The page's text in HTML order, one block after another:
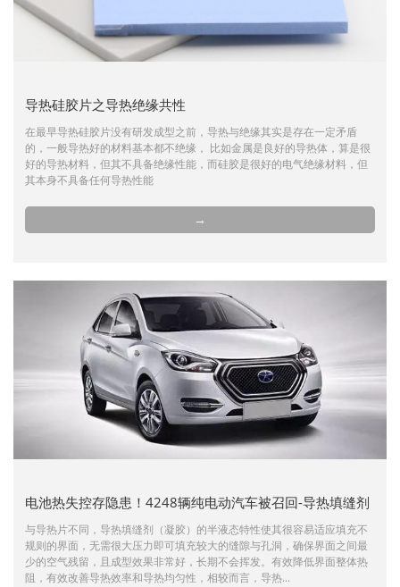
导热硅胶片之导热绝缘共性
在最早导热硅胶片没有研发成型之前，导热与绝缘其实是存在一定矛盾
的，一般导热好的材料基本都不绝缘， 比如金属是良好的导热体，算是很
好的导热材料，但其不具备绝缘性能，而硅胶是很好的电气绝缘材料，但
其本身不具备任何导热性能
→
电池热失控存隐患！4248辆纯电动汽车被召回-导热填缝剂
与导热片不同，导热填缝剂（凝胶）的半液态特性使其很容易适应填充不
规则的界面，无需很大压力即可填充较大的缝隙与孔洞，确保界面之间最
少的空气残留，且成型效果非常好，长期不会挥发。有效降低界面整体热
阻，有效改善导热效率和导热均匀性，相较而言，导热...